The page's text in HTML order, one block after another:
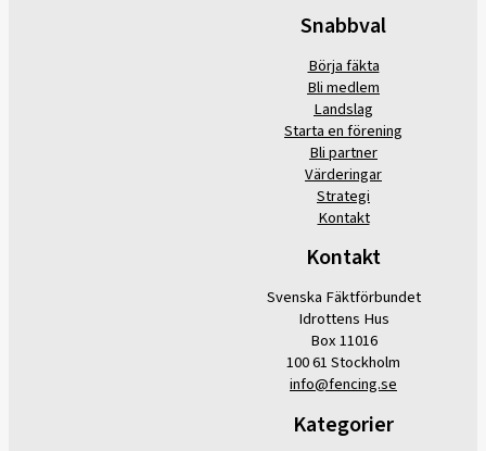
Snabbval
Börja fäkta
Bli medlem
Landslag
Starta en förening
Bli partner
Värderingar
Strategi
Kontakt
Kontakt
Svenska Fäktförbundet
Idrottens Hus
Box 11016
100 61 Stockholm
info@fencing.se
Kategorier